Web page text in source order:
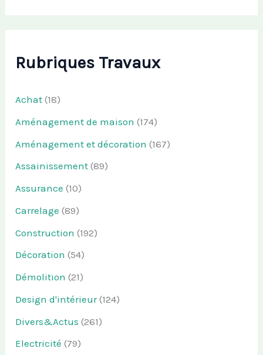
Rubriques Travaux
Achat (18)
Aménagement de maison (174)
Aménagement et décoration (167)
Assainissement (89)
Assurance (10)
Carrelage (89)
Construction (192)
Décoration (54)
Démolition (21)
Design d'intérieur(124)
Divers&Actus (261)
Electricité (79)